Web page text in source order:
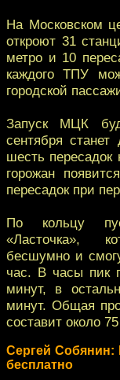
На Московском
откроют 31
метро и 10
каждого ТПУ
городской
Запуск МЦК
сентября
шесть пересадок
горожан
пересадок при
По кольцу
«Ласточка»,
бесшумно и
час. В часы пик
минут, в
минут. Общая
составит около
Сергей Собянин:
бесплатно